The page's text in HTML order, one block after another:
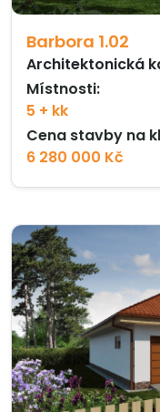
Barbora 1.02
Architektonická
Místnosti:
5 + kk
Cena stavby na
6 280 000 Kč